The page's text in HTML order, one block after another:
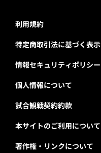
利用規約
特定商取引法に基づく表示
情報セキュリティポリシー
個人情報について
試合観戦契約約款
本サイトのご利用について
著作権・リンクについて